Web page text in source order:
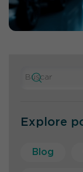
Explore
Blog